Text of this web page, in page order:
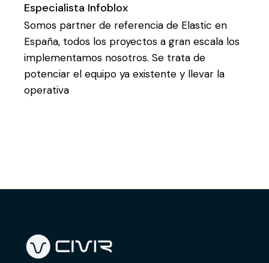
Especialista Infoblox
Somos partner de referencia de Elastic en
España, todos los proyectos a gran escala los
implementamos nosotros. Se trata de
potenciar el equipo ya existente y llevar la
operativa